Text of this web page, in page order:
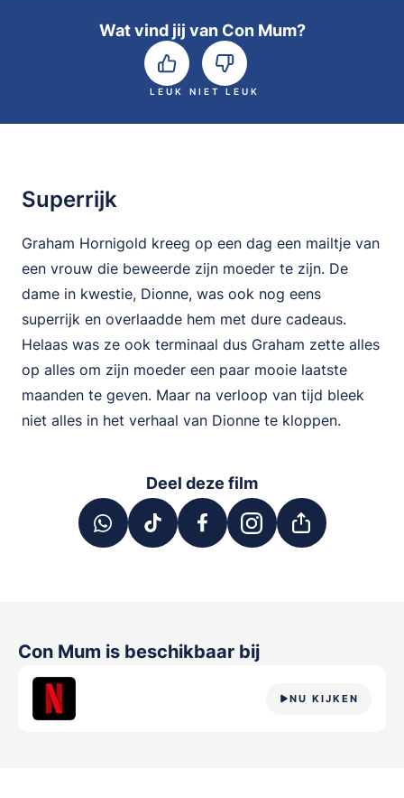
Wat vind jij van Con Mum?
LEUK NIET LEUK
Superrijk
Graham Hornigold kreeg op een dag een mailtje van
een vrouw die beweerde zijn moeder te zijn. De
dame in kwestie, Dionne, was ook nog eens
superrijk en overlaadde hem met dure cadeaus.
Helaas was ze ook terminaal dus Graham zette alles
op alles om zijn moeder een paar mooie laatste
maanden te geven. Maar na verloop van tijd bleek
niet alles in het verhaal van Dionne te kloppen.
Deel deze film
Con Mum is beschikbaar bij
NU KIJKEN